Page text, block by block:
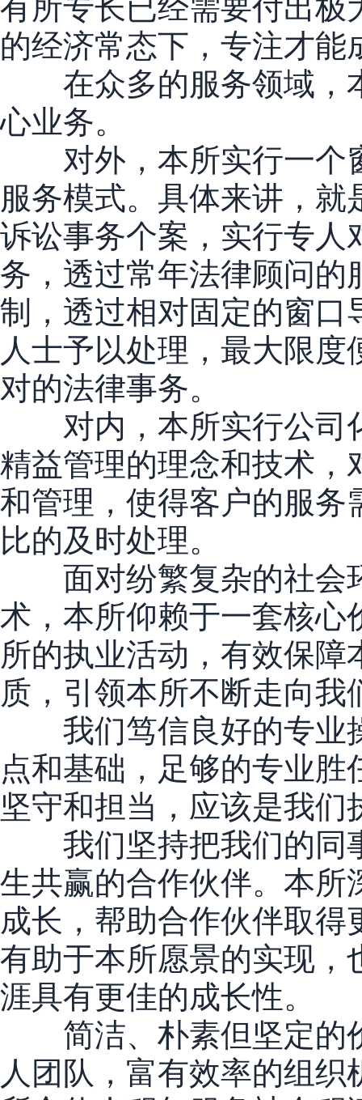
的经济常态下，专注才
在众多的服务领域，
心业务。
对外，本所实行一个
服务模式。具体来讲，
诉讼事务个案，实行专
务，透过常年法律顾问
制，透过相对固定的窗
人士予以处理，最大限
对的法律事务。
对内，本所实行公司
精益管理的理念和技术
和管理，使得客户的服
比的及时处理。
面对纷繁复杂的社会
术，本所仰赖于一套核
所的执业活动，有效保
质，引领本所不断走向我
我们笃信良好的专业
点和基础，足够的专业
坚守和担当，应该是我
我们坚持把我们的同
生共赢的合作伙伴。本
成长，帮助合作伙伴取
有助于本所愿景的实现
涯具有更佳的成长性。
简洁、朴素但坚定的
人团队，富有效率的组